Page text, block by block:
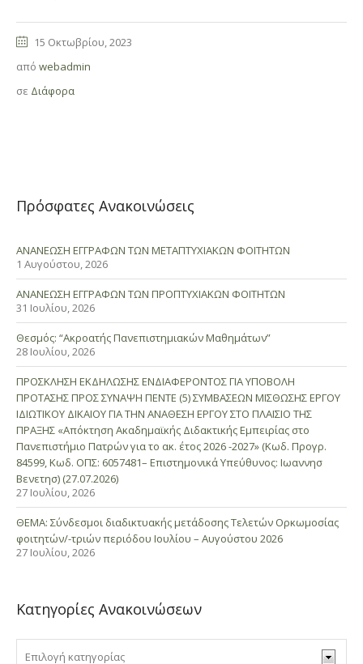
15 Οκτωβρίου, 2023
από webadmin
σε Διάφορα
Πρόσφατες Ανακοινώσεις
ΑΝΑΝΕΩΣΗ ΕΓΓΡΑΦΩΝ ΤΩΝ ΜΕΤΑΠΤΥΧΙΑΚΩΝ ΦΟΙΤΗΤΩΝ
1 Αυγούστου, 2026
ΑΝΑΝΕΩΣΗ ΕΓΓΡΑΦΩΝ ΤΩΝ ΠΡΟΠΤΥΧΙΑΚΩΝ ΦΟΙΤΗΤΩΝ
31 Ιουλίου, 2026
Θεσμός: “Ακροατής Πανεπιστημιακών Μαθημάτων”
28 Ιουλίου, 2026
ΠΡΟΣΚΛΗΣΗ ΕΚΔΗΛΩΣΗΣ ΕΝΔΙΑΦΕΡΟΝΤΟΣ ΓΙΑ ΥΠΟΒΟΛΗ
ΠΡΟΤΑΣΗΣ ΠΡΟΣ ΣΥΝΑΨΗ ΠΕΝΤΕ (5) ΣΥΜΒΑΣΕΩΝ ΜΙΣΘΩΣΗΣ ΕΡΓΟΥ
ΙΔΙΩΤΙΚΟΥ ΔΙΚΑΙΟΥ ΓΙΑ ΤΗΝ ΑΝΑΘΕΣΗ ΕΡΓΟΥ ΣΤΟ ΠΛΑΙΣΙΟ ΤΗΣ
ΠΡΑΞΗΣ «Απόκτηση Ακαδημαϊκής Διδακτικής Εμπειρίας στο
Πανεπιστήμιο Πατρών για το ακ. έτος 2026 -2027» (Κωδ. Προγρ.
84599, Κωδ. ΟΠΣ: 6057481– Επιστημονικά Υπεύθυνος: Ιωαννησ
Βενετησ) (27.07.2026)
27 Ιουλίου, 2026
ΘΕΜΑ: Σύνδεσμοι διαδικτυακής μετάδοσης Τελετών Ορκωμοσίας
φοιτητών/-τριών περιόδου Ιουλίου – Αυγούστου 2026
27 Ιουλίου, 2026
Κατηγορίες Ανακοινώσεων